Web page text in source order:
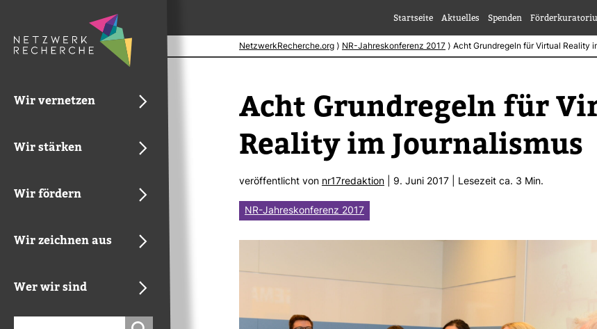
Wir vernetzen
Wir stärken
Wir fördern
Wir zeichnen aus
Wer wir sind
Startseite Aktuelles Spenden
NetzwerkRecherche.org ⟩ NR-Jahreskonferenz 2017 ⟩ Acht Grundregeln für Virtual Reality
Acht Grund­re­geln für
Rea­lity im Jour­na­lismus
ver­öf­fent­licht von nr17redak­tion | 9. Juni 2017 | Lese­zeit ca. 3 Min.
NR-Jahreskonferenz 2017